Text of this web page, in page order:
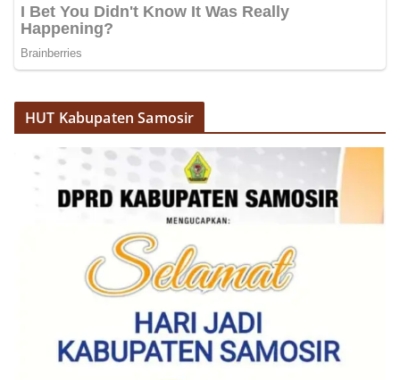
HUT Kabupaten Samosir